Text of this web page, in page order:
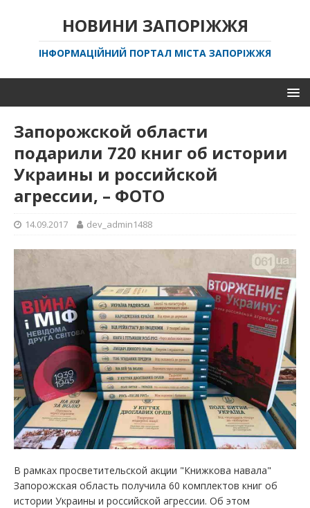
НОВИНИ ЗАПОРІЖЖЯ
ІНФОРМАЦІЙНИЙ ПОРТАЛ МІСТА ЗАПОРІЖЖЯ
Запорожской области
подарили 720 книг об истории
Украины и российской
агрессии, – ФОТО
14.09.2017 dev_admin1488
В рамках просветительской акции "Книжкова навала"
Запорожская область получила 60 комплектов книг об
истории Украины и российской агрессии. Об этом